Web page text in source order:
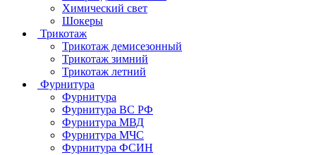
Химический свет
Шокеры
Трикотаж
Трикотаж демисезонный
Трикотаж зимний
Трикотаж летний
Фурнитура
Фурнитура
Фурнитура ВС РФ
Фурнитура МВД
Фурнитура МЧС
Фурнитура ФСИН